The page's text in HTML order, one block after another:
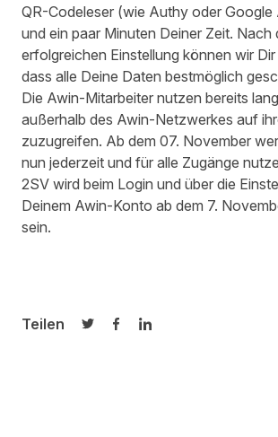
QR-Codeleser (wie Authy oder
und ein paar Minuten Deiner Zeit. Nach
erfolgreichen Einstellung können wir Dir
dass alle Deine Daten bestmöglich
Die Awin-Mitarbeiter nutzen bereits
außerhalb des Awin-Netzwerkes auf
zuzugreifen. Ab dem 07. November
nun jederzeit und für alle Zugänge
2SV wird beim Login und über die
Deinem Awin-Konto ab dem 7.
sein.
Teilen
Auf Twitter teilen
Auf Facebook teilen
Auf LinkedIn teilen